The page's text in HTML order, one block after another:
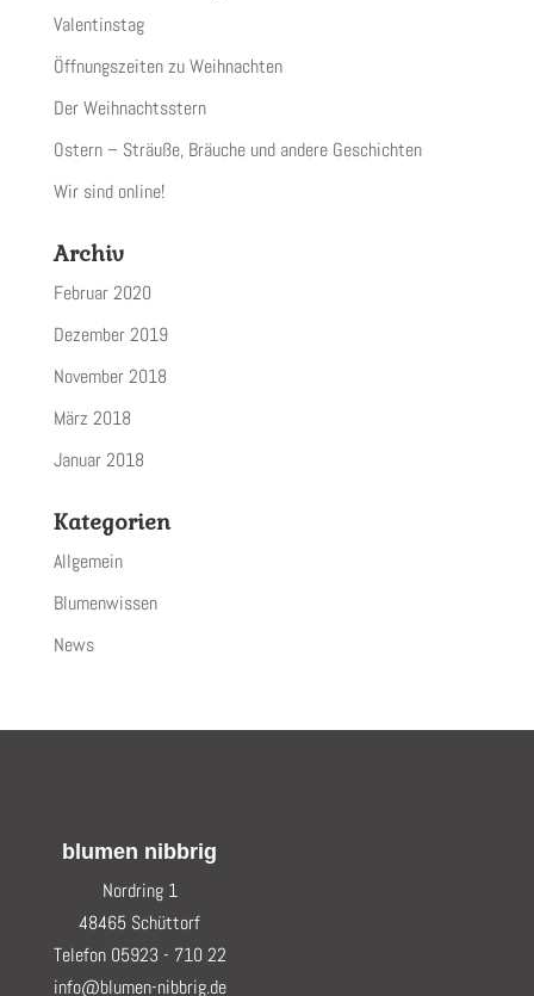
Valentinstag
Öffnungszeiten zu Weihnachten
Der Weihnachtsstern
Ostern – Sträuße, Bräuche und andere Geschichten
Wir sind online!
Archiv
Februar 2020
Dezember 2019
November 2018
März 2018
Januar 2018
Kategorien
Allgemein
Blumenwissen
News
blumen nibbrig
Nordring 1
48465 Schüttorf
Telefon 05923 - 710 22
info@blumen-nibbrig.de